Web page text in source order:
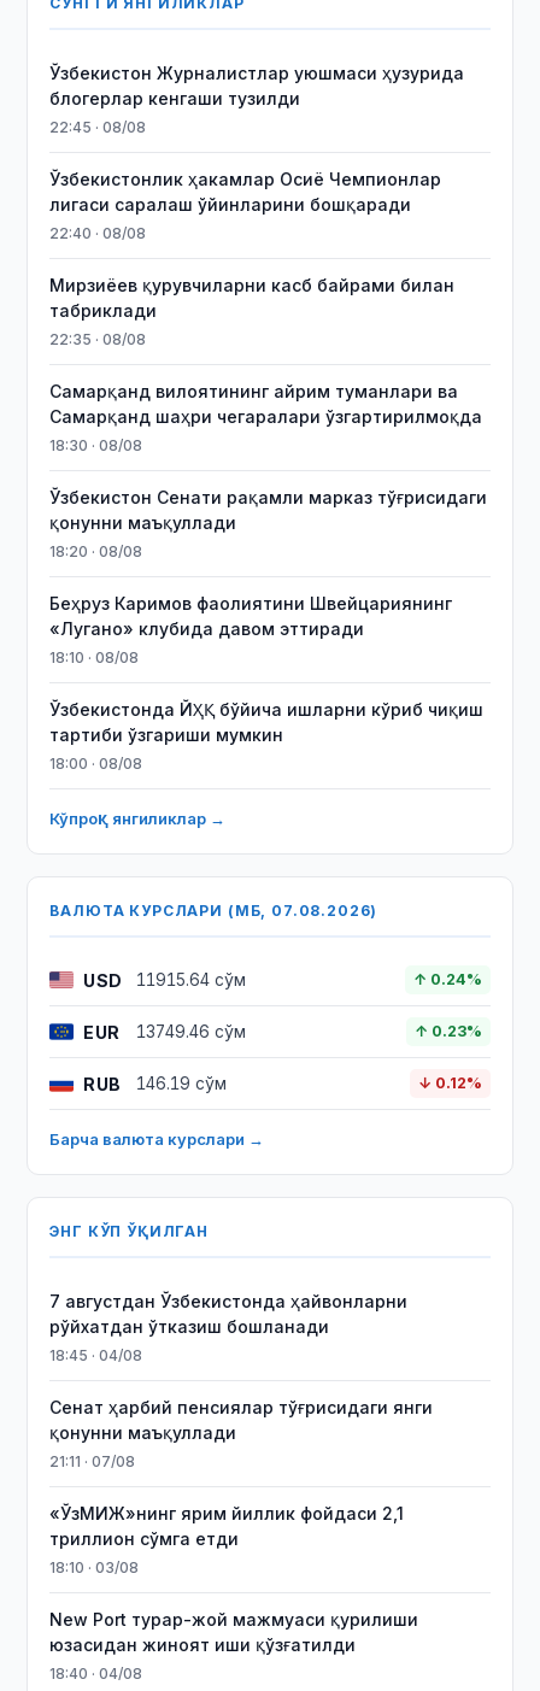
Ўзбекистон Журналистлар уюшмаси ҳузурида
блогерлар кенгаши тузилди
22:45 · 08/08
Ўзбекистонлик ҳакамлар Осиё Чемпионлар
лигаси саралаш ўйинларини бошқаради
22:40 · 08/08
Мирзиёев қурувчиларни касб байрами билан
табриклади
22:35 · 08/08
Самарқанд вилоятининг айрим туманлари ва
Самарқанд шаҳри чегаралари ўзгартирилмоқда
18:30 · 08/08
Ўзбекистон Сенати рақамли марказ тўғрисидаги
қонунни маъқуллади
18:20 · 08/08
Беҳруз Каримов фаолиятини Швейцариянинг
«Лугано» клубида давом эттиради
18:10 · 08/08
Ўзбекистонда ЙҲҚ бўйича ишларни кўриб чиқиш
тартиби ўзгариши мумкин
18:00 · 08/08
Кўпроқ янгиликлар →
ВАЛЮТА КУРСЛАРИ (МБ, 07.08.2026)
USD 11915.64 сўм ↑ 0.24%
EUR 13749.46 сўм ↑ 0.23%
RUB 146.19 сўм ↓ 0.12%
Барча валюта курслари →
ЭНГ КЎП ЎҚИЛГАН
7 августдан Ўзбекистонда ҳайвонларни
рўйхатдан ўтказиш бошланади
18:45 · 04/08
Сенат ҳарбий пенсиялар тўғрисидаги янги
қонунни маъқуллади
21:11 · 07/08
«ЎзМИЖ»нинг ярим йиллик фойдаси 2,1
триллион сўмга етди
18:10 · 03/08
New Port турар-жой мажмуаси қурилиши
юзасидан жиноят иши қўзғатилди
18:40 · 04/08